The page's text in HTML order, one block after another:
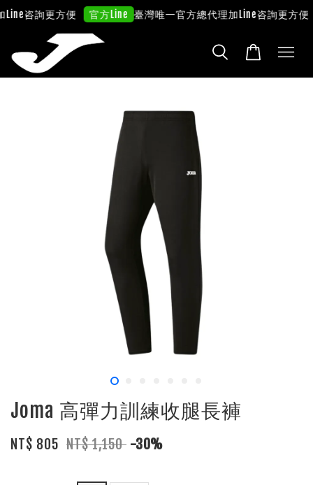
咨詢更方便 官方Line 臺灣唯一官方總代理加Line咨詢更方便
Joma 高彈力訓練收腿長褲
NT$ 805 NT$ 1,150 -30%